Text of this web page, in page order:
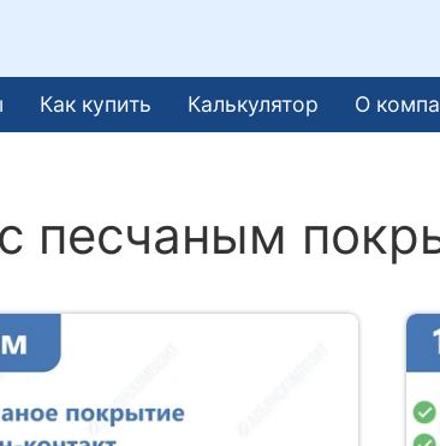
Как купить Калькулятор О
песчаным